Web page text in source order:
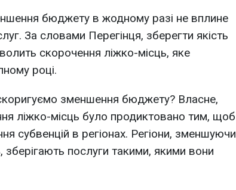
бюджету в жодному разі не вплине
За словами Перегінця, зберегти якість
скорочення ліжко-місць, яке
році.
зменшення бюджету? Власне,
ліжко-місць було продиктовано тим, щоб
субвенцій в регіонах. Регіони, зменшуючи
зберігають послуги такими, якими вони